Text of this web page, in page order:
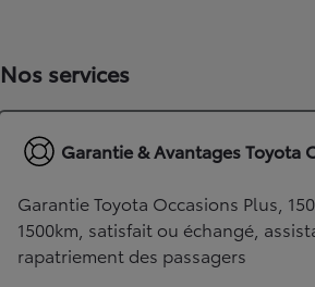
TOYOTA C-HR
HYBRIDE OU HYBRIDE RECHARGEABLE
Nos services
Garantie & Avantages Toyota
Garantie Toyota Occasions Plus,
1500km, satisfait ou échangé,
rapatriement des passagers